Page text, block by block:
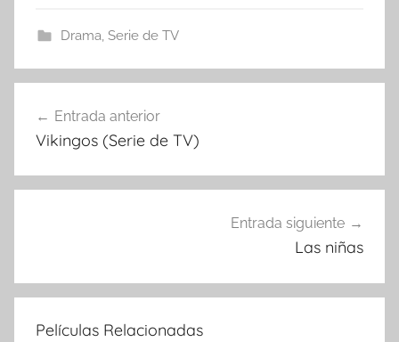
Drama, Serie de TV
Navegación
de
entradas
Entrada anterior
Vikingos (Serie de TV)
Entrada siguiente
Las niñas
Películas Relacionadas